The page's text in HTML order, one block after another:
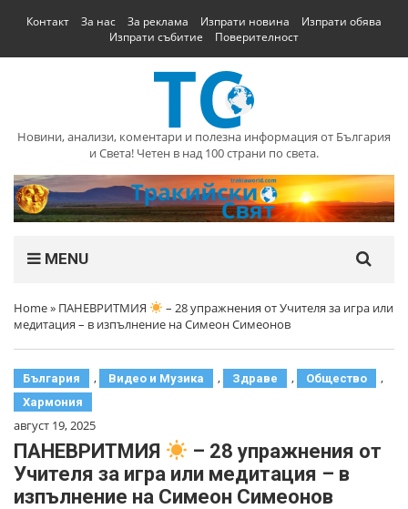
Контакт За нас За реклама Изпрати новина
Изпрати обява
Изпрати събитие
Поверителност
Новини, анализи, коментари и полезна информация от България
и Света! Четен в над 100 страни по света.
MENU
Home» ПАНЕВРИТМИЯ
– 28 упражнения от Учителя за игра или
медитация – в изпълнение на Симеон Симеонов
България , Видео и Музика , Здраве , Общество ,
Хармония
август 19, 2025
ПАНЕВРИТМИЯ
– 28 упражнения от
Учителя за игра или медитация – в
изпълнение на Симеон Симеонов